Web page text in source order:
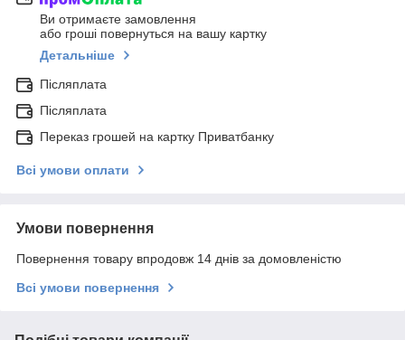
Ви отримаєте замовлення
або гроші повернуться на вашу картку
Детальніше
Післяплата
Післяплата
Переказ грошей на картку Приватбанку
Всі умови оплати
Умови повернення
Повернення товару впродовж 14 днів за домовленістю
Всі умови повернення